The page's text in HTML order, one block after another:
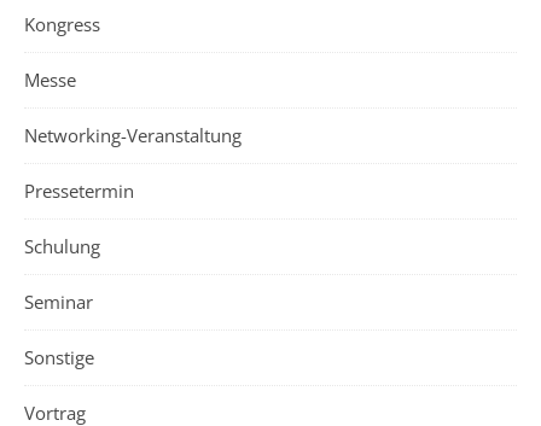
Kongress
Messe
Networking-Veranstaltung
Pressetermin
Schulung
Seminar
Sonstige
Vortrag